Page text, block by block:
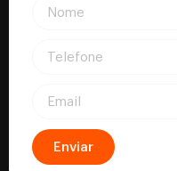
Enviar
Certifica - Autoridade